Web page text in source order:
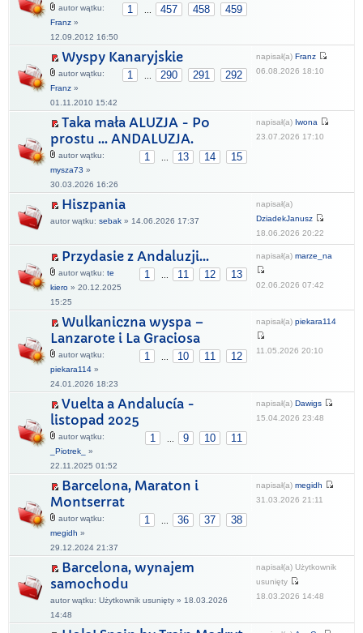
1 457 458 459
autor wątku:
Franz »
12.09.2012 16:50
Wyspy Kanaryjskie
1 290 291 292
autor wątku:
Franz »
01.11.2010 15:42
napisał(a) Franz
06.08.2026 18:10
Taka mała ALUZJA - Po
prostu ... ANDALUZJA.
1 13 14 15
autor wątku:
mysza73 »
30.03.2026 16:26
napisał(a) Iwona
23.07.2026 17:10
Hiszpania
autor wątku: sebak » 14.06.2026 17:37
napisał(a)
DziadekJanusz
18.06.2026 20:22
Przydasie z Andaluzji...
1 11 12 13
autor wątku: te
kiero » 20.12.2025
15:25
napisał(a) marze_na
02.06.2026 07:42
Wulkaniczna wyspa –
Lanzarote i La Graciosa
1 10 11 12
autor wątku:
piekara114 »
24.01.2026 18:23
napisał(a) piekara114
11.05.2026 20:10
Vuelta a Andalucía -
listopad 2025
1 9 10 11
autor wątku:
_Piotrek_
»
22.11.2025 01:52
napisał(a) Dawigs
15.04.2026 23:48
Barcelona, Maraton i
Montserrat
1 36 37 38
autor wątku:
megidh »
29.12.2024 21:37
napisał(a) megidh
31.03.2026 21:11
Barcelona, wynajem
samochodu
autor wątku: Użytkownik usunięty » 18.03.2026
14:48
napisał(a) Użytkownik
usunięty
18.03.2026 14:48